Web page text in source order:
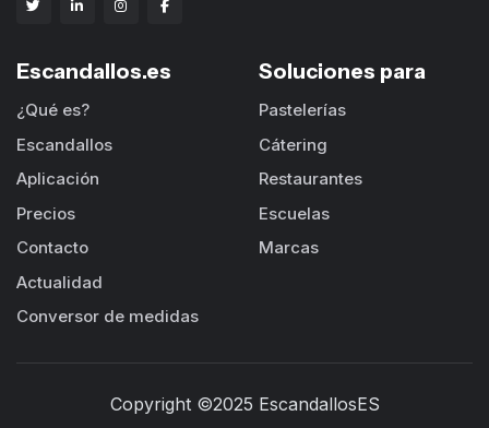
Escandallos.es
¿Qué es?
Escandallos
Aplicación
Precios
Contacto
Actualidad
Conversor de medidas
Soluciones para
Pastelerías
Cátering
Restaurantes
Escuelas
Marcas
Copyright ©2025 EscandallosES